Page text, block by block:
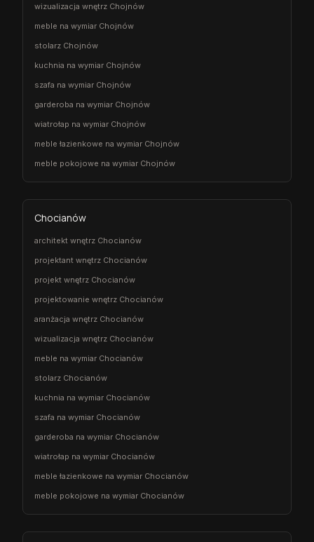
wizualizacja wnętrz Chojnów
meble na wymiar Chojnów
stolarz Chojnów
kuchnia na wymiar Chojnów
szafa na wymiar Chojnów
garderoba na wymiar Chojnów
wiatrołap na wymiar Chojnów
meble łazienkowe na wymiar Chojnów
meble pokojowe na wymiar Chojnów
Chocianów
architekt wnętrz Chocianów
projektant wnętrz Chocianów
projekt wnętrz Chocianów
projektowanie wnętrz Chocianów
aranżacja wnętrz Chocianów
wizualizacja wnętrz Chocianów
meble na wymiar Chocianów
stolarz Chocianów
kuchnia na wymiar Chocianów
szafa na wymiar Chocianów
garderoba na wymiar Chocianów
wiatrołap na wymiar Chocianów
meble łazienkowe na wymiar Chocianów
meble pokojowe na wymiar Chocianów